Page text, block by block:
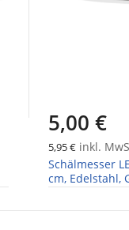
5,00 €
5,95 €inkl.
Schälmesser
cm, Edelstahl,